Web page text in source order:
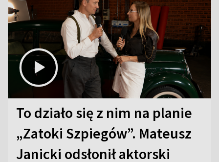
To działo się z nim na planie
„Zatoki Szpiegów”. Mateusz
Janicki odsłonił aktorski